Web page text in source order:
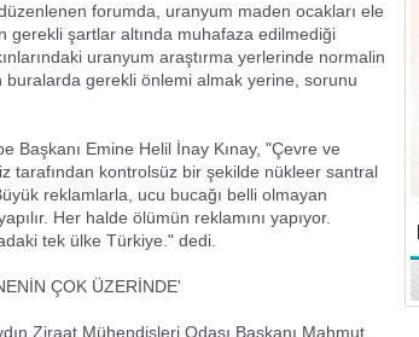
forumda, uranyum maden ocakları ele
gerekli şartlar altında muhafaza edilmediği
uranyum araştırma yerlerinde normalin
gerekli önlemi almak yerine, sorunu
Başkanı Emine Helil İnay Kınay, "Çevre ve
tarafından kontrolsüz bir şekilde nükleer santral
reklamlarla, ucu bucağı belli olmayan
Her halde ölümün reklamını yapıyor.
tek ülke Türkiye." dedi.
ÇOK ÜZERİNDE'
Ziraat Mühendisleri Odası Başkanı Mahmut